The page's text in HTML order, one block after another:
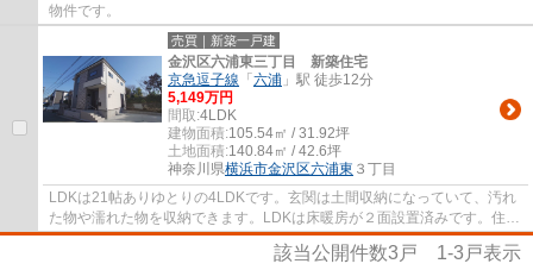
物件です。
売買｜新築一戸建
金沢区六浦東三丁目 新築住宅
京急逗子線 「 六浦 」駅 徒歩12分
5,149万円
間取:4LDK
建物面積:105.54㎡ / 31.92坪
土地面積:140.84㎡ / 42.6坪
神奈川県横浜市金沢区六浦東 ３丁目
LDKは21帖ありゆとりの4LDKです。玄関は土間収納になっていて、汚れ
た物や濡れた物を収納できます。LDKは床暖房が２面設置済みです。住む
人のことを考えた仕様が搭載されています。
該当公開件数3 戸 1-3 戸表示